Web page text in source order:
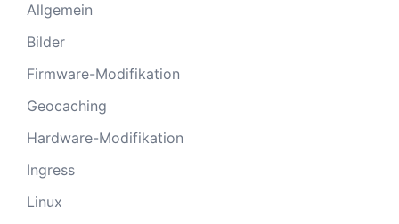
Allgemein
Bilder
Firmware-Modifikation
Geocaching
Hardware-Modifikation
Ingress
Linux